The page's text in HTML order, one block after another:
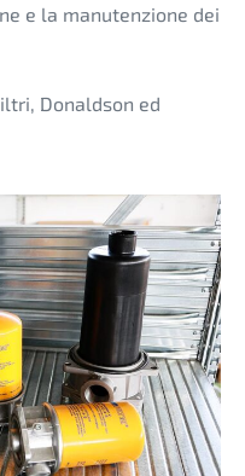
e la manutenzione dei
Donaldson ed